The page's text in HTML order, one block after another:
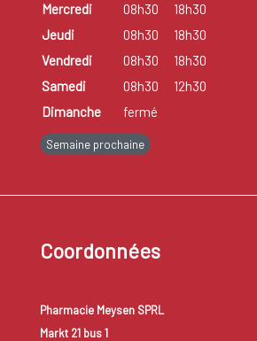
Mercredi
08h30
18h30
Jeudi
08h30
18h30
Vendredi
08h30
18h30
Samedi
08h30
12h30
Dimanche
fermé
Semaine prochaine
Coordonnées
Pharmacie Meysen SPRL
Markt 21 bus 1